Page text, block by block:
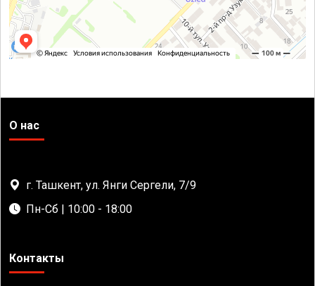
О нас
г. Ташкент, ул. Янги Сергели, 7/9
Пн-Сб | 10:00 - 18:00
Контакты